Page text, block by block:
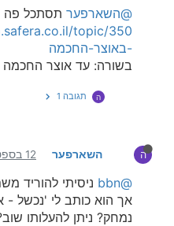
@השארפער תסתכל פה
-באוצר-החכמה
בשורה: עד אוצר החכמה 18
ה תגובה 1
ה השארפער 12 בספט׳ 2022, 22:57
@bbn
ניסיתי להוריד
אך הוא כותב לי 'נכשל -
נמחק? ניתן להעלותו